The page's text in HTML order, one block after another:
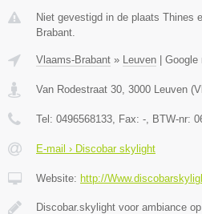
Niet gevestigd in de plaats Thines
Brabant.
Vlaams-Brabant » Leuven Google
Van Rodestraat 30 3000 Leuven (
Tel: 0496568133 , Fax: - , BTW-nr:
E-mail › Discobar skylight
Website: http://
Discobar.skylight voor ambiance